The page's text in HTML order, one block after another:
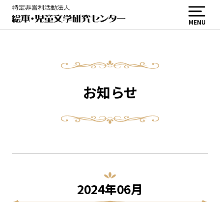
MENU
お知らせ
2024年06月